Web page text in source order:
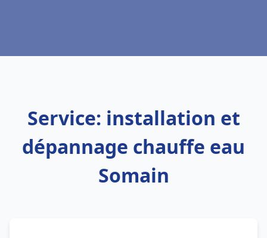
Service: installation et
dépannage chauffe eau
Somain